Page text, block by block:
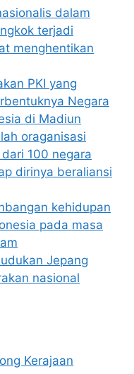
dalam
terjadi
menghentikan
PKI yang
Negara
di Madiun
oraganisasi
100 negara
dirinya beraliansi
kehidupan
pada masa
Jepang
nasional
Kerajaan